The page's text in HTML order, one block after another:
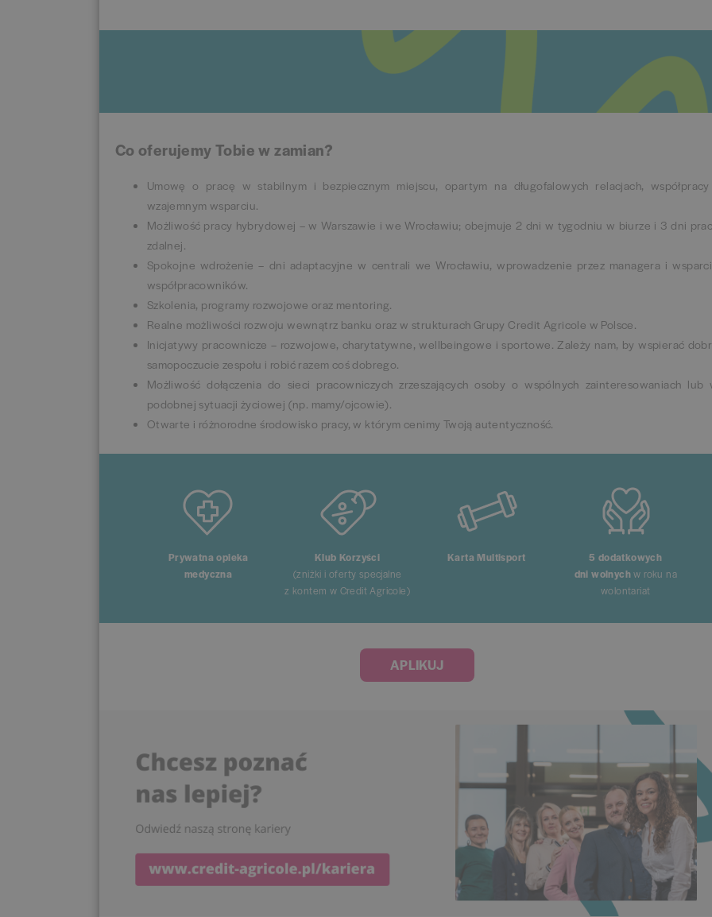
Co oferujemy Tobie w zamian?
Umowę o pracę w stabilnym i bezpiecznym miejscu, opartym na długofalowych relacjach,
wzajemnym wsparciu.
Możliwość pracy hybrydowej – w Warszawie i we Wrocławiu; obejmuje 2 dni w tygodniu w biurze i 3 dni
zdalnej.
Spokojne wdrożenie – dni adaptacyjne w centrali we Wrocławiu, wprowadzenie przez managera i
współpracowników.
Szkolenia, programy rozwojowe oraz mentoring.
Realne możliwości rozwoju wewnątrz banku oraz w strukturach Grupy Credit Agricole w Polsce.
Inicjatywy pracownicze – rozwojowe, charytatywne, wellbeingowe i sportowe. Zależy nam, by wspierać
samopoczucie zespołu i robić razem coś dobrego.
Możliwość dołączenia do sieci pracowniczych zrzeszających osoby o wspólnych zainteresowaniach lub
podobnej sytuacji życiowej (np. mamy/ojcowie).
Otwarte i różnorodne środowisko pracy, w którym cenimy Twoją autentyczność.
Prywatna opieka
medyczna
Klub Korzyści
(zniżki i oferty specjalne
z kontem w Credit Agricole)
Karta Multisport
5 dodatkowych
dni wolnychw roku na
wolontariat
APLIKUJ